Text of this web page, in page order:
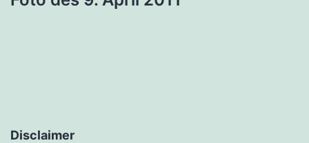
Disclaimer